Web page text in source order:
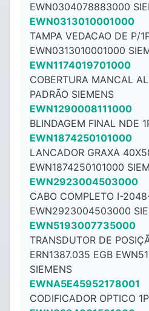
EWN0304078883000
EWN0313010001000
TAMPA VEDACAO DE P/
EWN0313010001000
EWN1174019701000
COBERTURA MANCAL
PADRÃO SIEMENS
EWN1290008111000
BLINDAGEM FINAL NDE
EWN1874250101000
LANCADOR GRAXA
EWN1874250101000
EWN2923004503000
CABO COMPLETO I-
EWN2923004503000
EWN5193007735000
TRANSDUTOR DE
ERN1387.035 EGB
SIEMENS
EWNA5E45952178001
CODIFICADOR OPTICO